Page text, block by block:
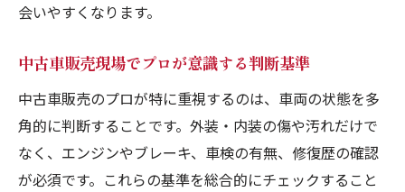
中古車販売で状態確認に必要な着眼点とは
中古車販売で実践したい外装と内装の確認
中古車販売でエンジンや機関部のチェック
法
中古車販売で状態評価書の読み方を解説
会いやすくなります。
中古車販売現場でプロが意識する判断基準
中古車販売のプロが特に重視するのは、車両の状態を多
角的に判断することです。外装・内装の傷や汚れだけで
なく、エンジンやブレーキ、車検の有無、修復歴の確認
が必須です。これらの基準を総合的にチェックすること